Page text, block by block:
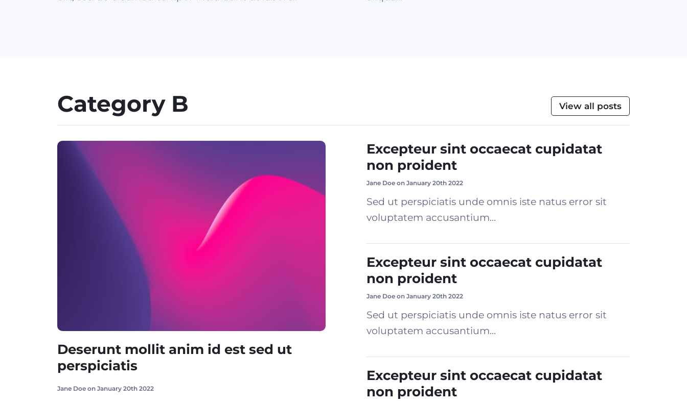
Category B View all posts
Deserunt mollit anim id est sed ut
perspiciatis
Jane Doe on January 20th 2022
Excepteur sint occaecat cupidatat
non proident
Jane Doe on January 20th 2022
Sed ut perspiciatis unde omnis iste natus error sit
voluptatem accusantium...
Excepteur sint occaecat cupidatat
non proident
Jane Doe on January 20th 2022
Sed ut perspiciatis unde omnis iste natus error sit
voluptatem accusantium...
Excepteur sint occaecat cupidatat
non proident